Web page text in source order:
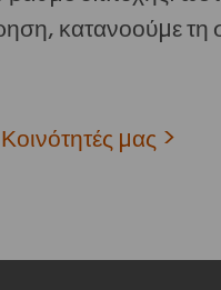
κατανοούμε τη
μας >